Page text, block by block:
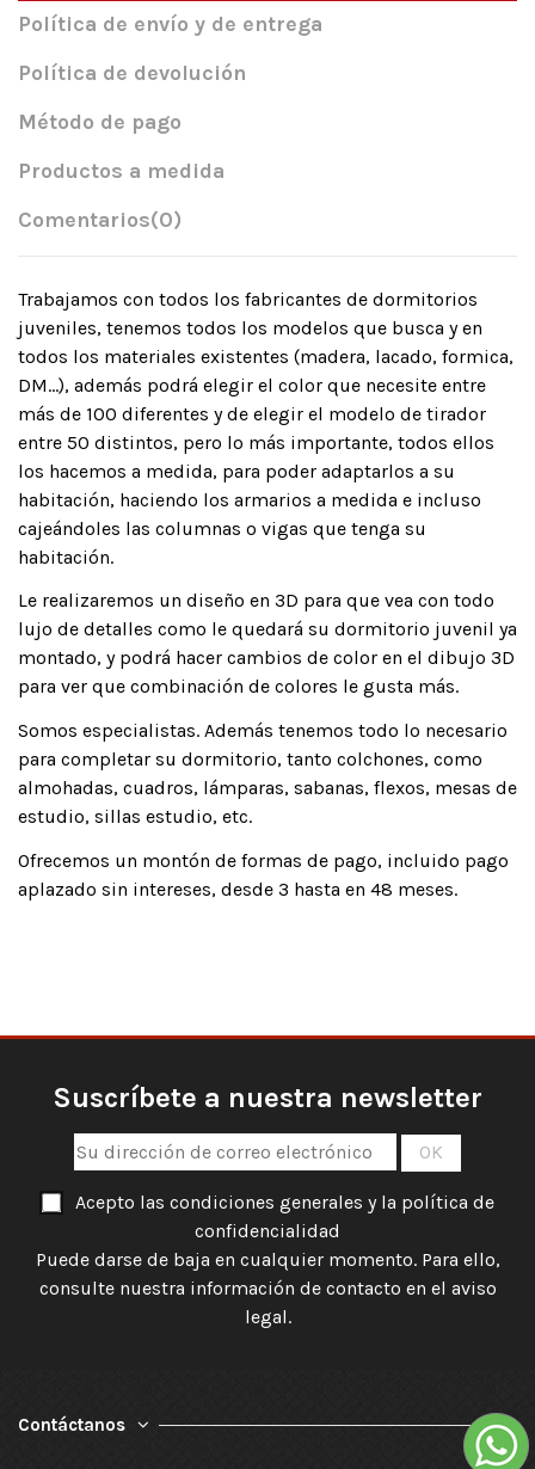
Política de envío y de entrega
Política de devolución
Método de pago
Productos a medida
Comentarios(0)
Trabajamos con todos los fabricantes de dormitorios
juveniles, tenemos todos los modelos que busca y en
todos los materiales existentes (madera, lacado, formica,
DM…), además podrá elegir el color que necesite entre
más de 100 diferentes y de elegir el modelo de tirador
entre 50 distintos, pero lo más importante, todos ellos
los hacemos a medida, para poder adaptarlos a su
habitación, haciendo los armarios a medida e incluso
cajeándoles las columnas o vigas que tenga su
habitación.
Le realizaremos un diseño en 3D para que vea con todo
lujo de detalles como le quedará su dormitorio juvenil ya
montado, y podrá hacer cambios de color en el dibujo 3D
para ver que combinación de colores le gusta más.
Somos especialistas. Además tenemos todo lo necesario
para completar su dormitorio, tanto colchones, como
almohadas, cuadros, lámparas, sabanas, flexos, mesas de
estudio, sillas estudio, etc.
Ofrecemos un montón de formas de pago, incluido pago
aplazado sin intereses, desde 3 hasta en 48 meses.
Suscríbete a nuestra newsletter
Acepto las condiciones generales y la política de
confidencialidad
Puede darse de baja en cualquier momento. Para ello,
consulte nuestra información de contacto en el aviso
legal.
Contáctanos